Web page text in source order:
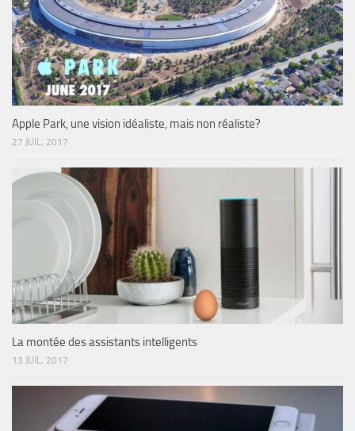
Apple Park, une vision idéaliste, mais non réaliste?
27 JUIL, 2017
La montée des assistants intelligents
13 JUIL, 2017